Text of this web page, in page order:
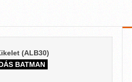
(ALB30)
BATMAN